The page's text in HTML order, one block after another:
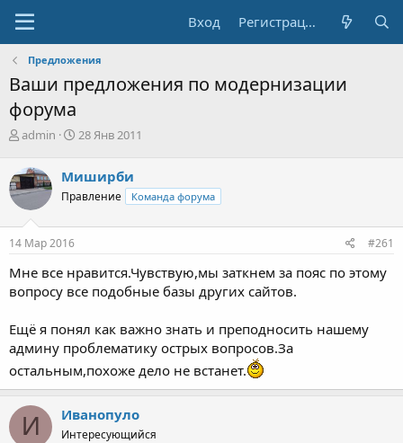
Вход Регистрация
Предложения
Ваши предложения по модернизации
форума
А
т
о
р
т
е
м
admin
Д
а
н
ч
а
28 Янв 2011
Миширби
Правление Команда форума
14 Мар 2016 #261
Мне все нравится.Чувствую,мы заткнем за пояс по этому
вопросу все подобные базы других сайтов.
Ещё я понял как важно знать и преподносить нашему
админу проблематику острых вопросов.За
остальным,похоже дело не встанет.
И Иванопуло
Интересующийся